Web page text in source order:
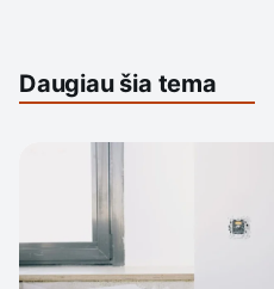
Daugiau šia tema